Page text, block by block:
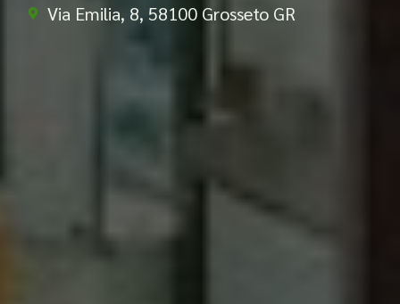
Via Emilia, 8, 58100 Grosseto GR